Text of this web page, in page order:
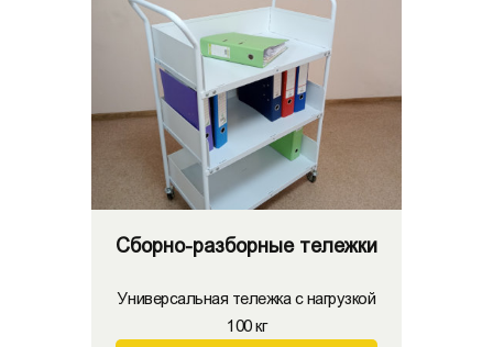
Сборно-разборные тележки
Универсальная тележка с нагрузкой
100 кг